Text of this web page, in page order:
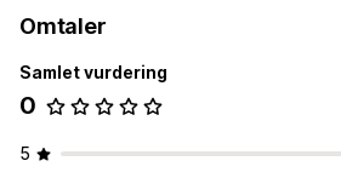
Omtaler
Samlet vurdering
0
5